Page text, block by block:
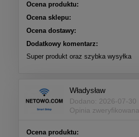
Ocena produktu:
Ocena sklepu:
Ocena dostawy:
Dodatkowy komentarz:
Super produkt oraz szybka wysyłka
Władysław
Dodano: 2026-07-30
Opinia zweryfikowana
Ocena produktu: